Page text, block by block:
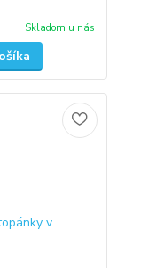
Skladom u nás